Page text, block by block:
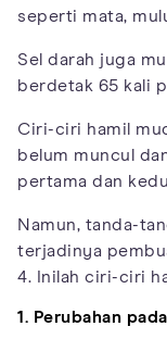
seperti mata,
Sel darah juga
berdetak 65 kali
Ciri-ciri hamil
belum muncul
pertama dan
Namun, tanda-
terjadinya
4. Inilah ciri-ciri
1. Perubahan